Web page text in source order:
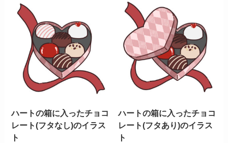
ハートの箱に入ったチョコ
レート(フタなし)のイラス
ト
ハートの箱に入ったチョコ
レート(フタあり)のイラス
ト